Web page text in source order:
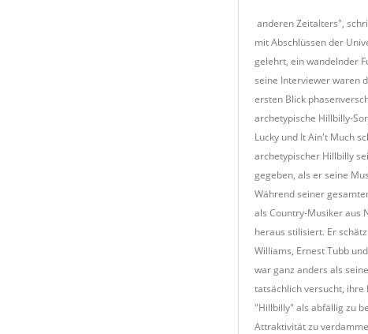
anderen Zeitalters",
mit Abschlüssen der
gelehrt, ein wandelnder
seine Interviewer waren
ersten Blick
archetypische Hillbilly-
Lucky und It Ain't Much
archetypischer Hillbilly
gegeben, als er seine
Während seiner
als Country-Musiker aus
heraus stilisiert. Er
Williams, Ernest Tubb
war ganz anders als
tatsächlich versucht, ihre
"Hillbilly" als abfällig zu
Attraktivität zu